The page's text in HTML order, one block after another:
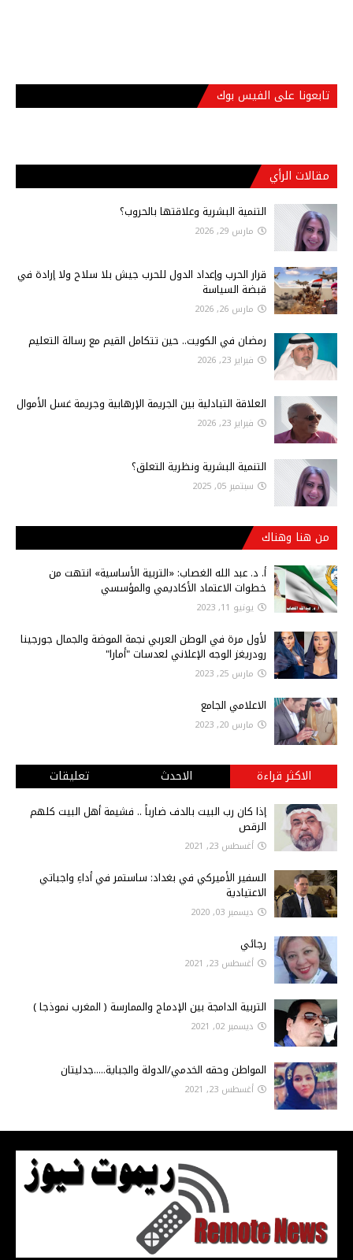
تابعونا على الفيس بوك
مقالات الرأي
التنمية البشرية وعلاقتها بالحروب؟
مارس 29, 2026
قرار الحرب وإعداد الدول للحرب جيش بلا سلاح ولا إرادة في
قبضة السياسة
مارس 26, 2026
رمضان في الكويت.. حين تتكامل القيم مع رسالة التعليم
فبراير 23, 2026
العلاقة التبادلية بين الجريمة الإرهابية وجريمة غسل الأموال
فبراير 23, 2026
التنمية البشرية ونظرية التعلق؟
سبتمبر 05, 2025
من هنا وهناك
أ‌. د. عبد الله الغصاب: «التربية الأساسية» انتهت من
خطوات الاعتماد الأكاديمي والمؤسسي
يونيو 11, 2023
لأول مرة في الوطن العربي نجمة الموضة والجمال جورجينا
رودريغز الوجه الإعلاني لعدسات "أمارا"
مارس 25, 2023
الاعلامي الجامع
مارس 20, 2023
الاكثر قراءة الاحدث تعليقات
إذا كان رب البيت بالدف ضارباً .. فشيمة أهل البيت كلهم
الرقص
أغسطس 23, 2021
السفير الأميركي في بغداد: ساستمر في أداءِ واجباتي
الاعتيادية
ديسمبر 03, 2020
رجائي
أغسطس 23, 2021
التربية الدامجة بين الإدماج والممارسة ( المغرب نموذجا )
ديسمبر 02, 2021
المواطن وحقه الخدمي/الدولة والجباية.....جدليتان
أغسطس 23, 2021